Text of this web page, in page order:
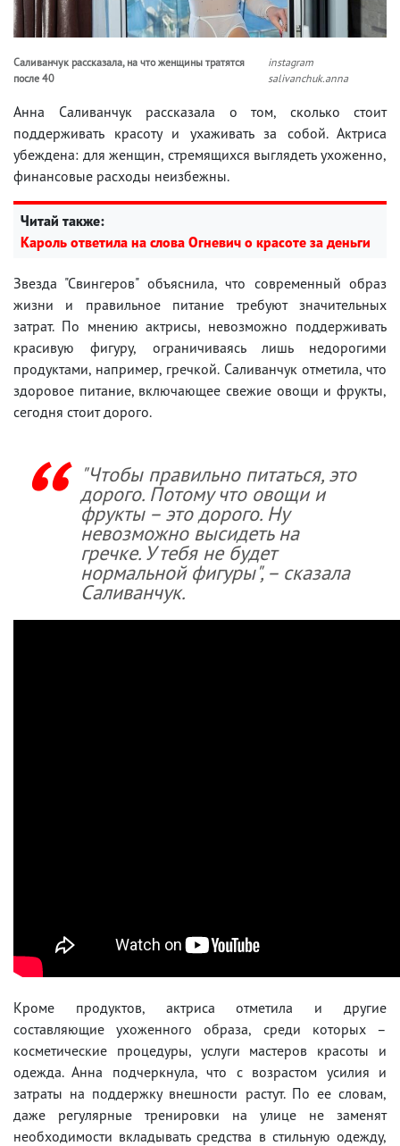
Саливанчук рассказала, на что женщины тратятся
после 40
instagram
salivanchuk.anna
Анна Саливанчук рассказала о том, сколько стоит
поддерживать красоту и ухаживать за собой. Актриса
убеждена: для женщин, стремящихся выглядеть ухоженно,
финансовые расходы неизбежны.
Читай также:
Кароль ответила на слова Огневич о красоте за деньги
Звезда "Свингеров" объяснила, что современный образ
жизни и правильное питание требуют значительных
затрат. По мнению актрисы, невозможно поддерживать
красивую фигуру, ограничиваясь лишь недорогими
продуктами, например, гречкой. Саливанчук отметила, что
здоровое питание, включающее свежие овощи и фрукты,
сегодня стоит дорого.
"Чтобы правильно питаться, это
дорого. Потому что овощи и
фрукты – это дорого. Ну
невозможно высидеть на
гречке. У тебя не будет
нормальной фигуры", – сказала
Саливанчук.
Кроме продуктов, актриса отметила и другие
составляющие ухоженного образа, среди которых –
косметические процедуры, услуги мастеров красоты и
одежда. Анна подчеркнула, что с возрастом усилия и
затраты на поддержку внешности растут. По ее словам,
даже регулярные тренировки на улице не заменят
необходимости вкладывать средства в стильную одежду,